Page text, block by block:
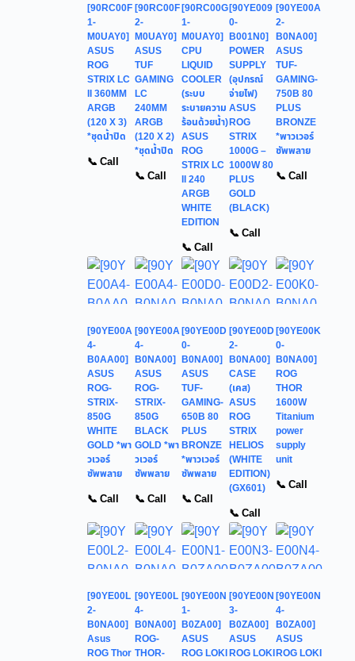
[90RC00F
1-
M0UAY0]
ASUS
ROG
STRIX LC
II 360MM
ARGB
(120 X 3)
*ชุดน้ำปิด
📞 Call
[90RC00F
2-
M0UAY0]
ASUS
TUF
GAMING
LC
240MM
ARGB
(120 X 2)
*ชุดน้ำปิด
📞 Call
[90RC00G
1-
M0UAY0]
CPU
LIQUID
COOLER
(ระบบ
ระบายความ
ร้อนด้วยน้ำ)
ASUS
ROG
STRIX LC
II 240
ARGB
WHITE
EDITION
📞 Call
[90YE009
0-
B001N0]
POWER
SUPPLY
(อุปกรณ์
จ่ายไฟ)
ASUS
ROG
STRIX
1000G –
1000W 80
PLUS
GOLD
(BLACK)
📞 Call
[90YE00A
2-
B0NA00]
ASUS
TUF-
GAMING-
750B 80
PLUS
BRONZE
*พาวเวอร์
ซัพพลาย
📞 Call
[90YE00A
4-
B0AA00]
ASUS
ROG-
STRIX-
850G
WHITE
GOLD *พา
วเวอร์
ซัพพลาย
📞 Call
[90YE00A
4-
B0NA00]
ASUS
ROG-
STRIX-
850G
BLACK
GOLD *พา
วเวอร์
ซัพพลาย
📞 Call
[90YE00D
0-
B0NA00]
ASUS
TUF-
GAMING-
650B 80
PLUS
BRONZE
*พาวเวอร์
ซัพพลาย
📞 Call
[90YE00D
2-
B0NA00]
CASE
(เคส)
ASUS
ROG
STRIX
HELIOS
(WHITE
EDITION)
(GX601)
📞 Call
[90YE00K
0-
B0NA00]
ROG
THOR
1600W
Titanium
power
supply
unit
📞 Call
[90YE00L
2-
B0NA00]
Asus
ROG Thor
[90YE00L
4-
B0NA00]
ROG-
THOR-
[90YE00N
1-
B0ZA00]
ASUS
ROG LOKI
[90YE00N
3-
B0ZA00]
ASUS
ROG LOKI
[90YE00N
4-
B0ZA00]
ASUS
ROG LOKI